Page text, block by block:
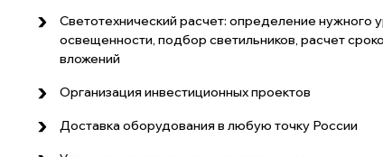
Светотехнический расчет: определение нужного
освещенности, подбор светильников, расчет
вложений
Организация инвестиционных проектов
Доставка оборудования в любую точку России